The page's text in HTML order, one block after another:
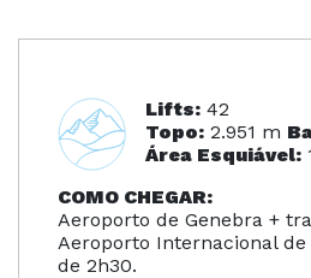
Lifts: 42
Topo: 2.951 m
Área Esquiável:
COMO CHEGAR:
Aeroporto de Genebra +
Aeroporto Internacional
de 2h30.